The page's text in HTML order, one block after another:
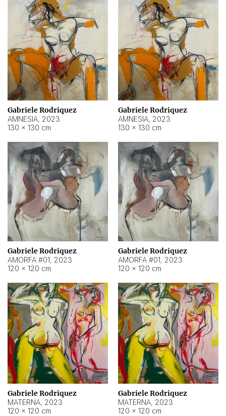
Gabriele Rodriquez
AMNESIA, 2023
130 × 130 cm
Gabriele Rodriquez
AMNESIA, 2023
130 × 130 cm
Gabriele Rodriquez
AMORFA #01, 2023
120 × 120 cm
Gabriele Rodriquez
AMORFA #01, 2023
120 × 120 cm
Gabriele Rodriquez
MATERNA, 2023
120 × 120 cm
Gabriele Rodriquez
MATERNA, 2023
120 × 120 cm